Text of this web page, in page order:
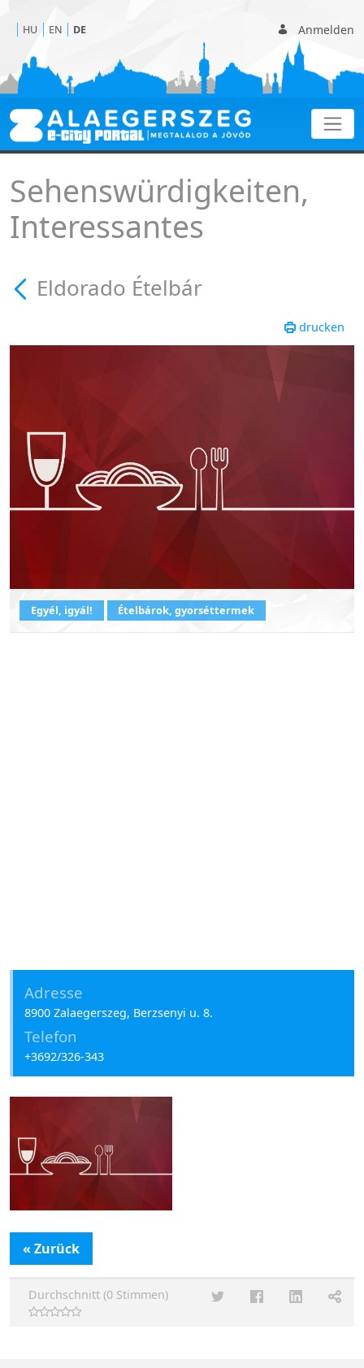
Anmelden
HU EN DE
Eldorado Ételbár
Sehenswürdigkeiten,
Interessantes
Eldorado Ételbár
drucken
Egyél, igyál! Ételbárok, gyorséttermek
Adresse
8900 Zalaegerszeg, Berzsenyi u. 8.
Telefon
+3692/326-343
« Zurück
Durchschnitt (0 Stimmen)